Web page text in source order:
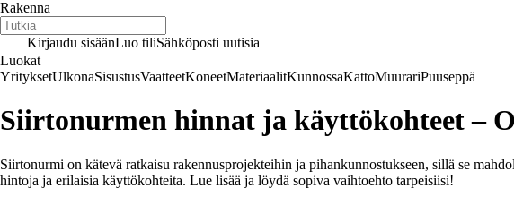
Rakenna
Kirjaudu sisäänLuo tiliSähköposti uutisia
Luokat
YrityksetUlkonaSisustusVaatteetKoneetMateriaalitKunnossaKattoMuurariPuuseppä
Siirtonurmen hinnat ja käyttökohteet –
Siirtonurmi on kätevä ratkaisu rakennusprojekteihin ja pihankunnostukseen, sillä se
hintoja ja erilaisia käyttökohteita. Lue lisää ja löydä sopiva vaihtoehto tarpeisiisi!